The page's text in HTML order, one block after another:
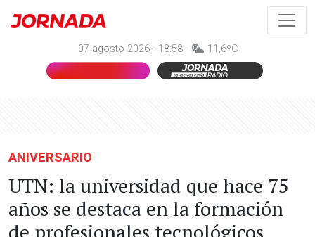
07 agosto 2026 - 18:58 - 11,6ºC
ANIVERSARIO
UTN: la universidad que hace 75
años se destaca en la formación
de profesionales tecnológicos